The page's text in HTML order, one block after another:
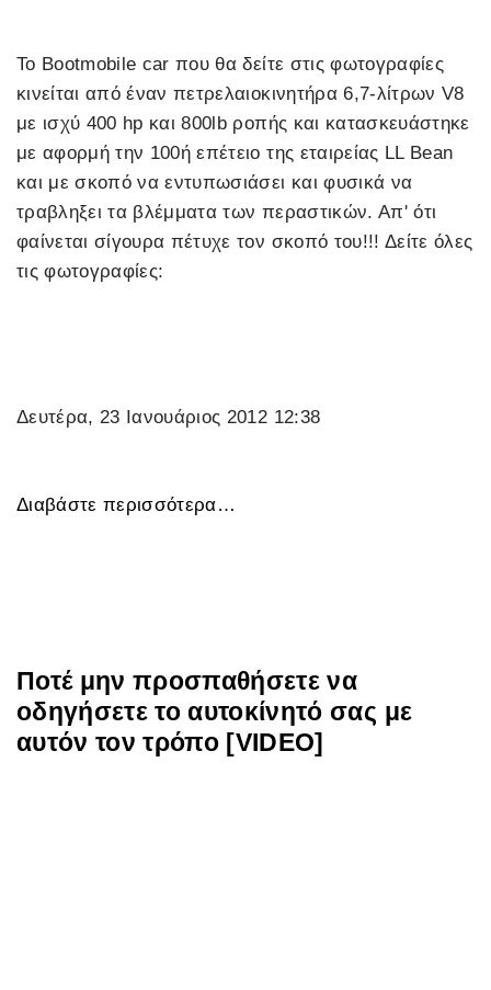
Το Bootmobile car που θα δείτε στις φωτογραφίες
κινείται από έναν πετρελαιοκινητήρα 6,7-λίτρων V8
με ισχύ 400 hp και 800lb ροπής και κατασκευάστηκε
με αφορμή την 100ή επέτειο της εταιρείας LL Bean
και με σκοπό να εντυπωσιάσει και φυσικά να
τραβληξει τα βλέμματα των περαστικών. Απ' ότι
φαίνεται σίγουρα πέτυχε τον σκοπό του!!! Δείτε όλες
τις φωτογραφίες:
Δευτέρα, 23 Ιανουάριος 2012 12:38
Διαβάστε περισσότερα…
Ποτέ μην προσπαθήσετε να
οδηγήσετε το αυτοκίνητό σας με
αυτόν τον τρόπο [VIDEO]